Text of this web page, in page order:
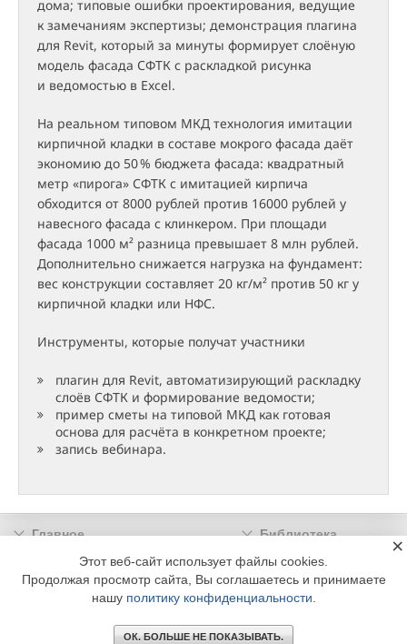
дома; типовые ошибки проектирования, ведущие
к замечаниям экспертизы; демонстрация плагина
для Revit, который за минуты формирует слоёную
модель фасада СФТК с раскладкой рисунка
и ведомостью в Excel.
На реальном типовом МКД технология имитации
кирпичной кладки в составе мокрого фасада даёт
экономию до 50% бюджета фасада: квадратный
метр «пирога» СФТК с имитацией кирпича
обходится от 8000 рублей против 16000 рублей у
навесного фасада с клинкером. При площади
фасада 1000 м² разница превышает 8 млн рублей.
Дополнительно снижается нагрузка на фундамент:
вес конструкции составляет 20 кг/м² против 50 кг у
кирпичной кладки или НФС.
Инструменты, которые получат участники
плагин для Revit, автоматизирующий раскладку
слоёв СФТК и формирование ведомости;
пример сметы на типовой МКД как готовая
основа для расчёта в конкретном проекте;
запись вебинара.
Главное
Библиотека
Подписка
Реклама
Информация
© 2002 - 2026 OOO Издательский дом «МЕДИА ТЕХНОЛОДЖИ» +7 (495) 665-00-
Этот веб-сайт использует файлы cookies.
Продолжая просмотр сайта, Вы соглашаетесь и принимаете
нашу политику конфиденциальности
ОК. БОЛЬШЕ НЕ ПОКАЗЫВАТЬ.
×